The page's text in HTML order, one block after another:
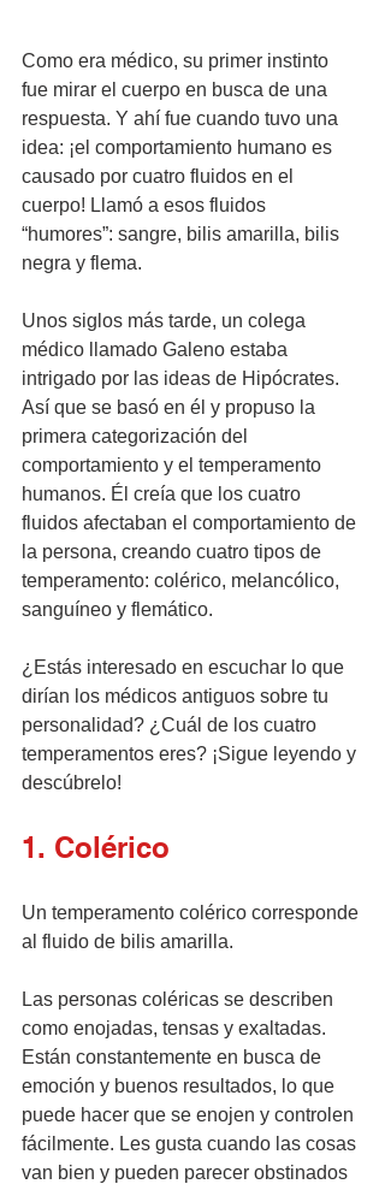
Como era médico, su primer instinto
fue mirar el cuerpo en busca de una
respuesta. Y ahí fue cuando tuvo una
idea: ¡el comportamiento humano es
causado por cuatro fluidos en el
cuerpo! Llamó a esos fluidos
“humores”: sangre, bilis amarilla, bilis
negra y flema.
Unos siglos más tarde, un colega
médico llamado Galeno estaba
intrigado por las ideas de Hipócrates.
Así que se basó en él y propuso la
primera categorización del
comportamiento y el temperamento
humanos. Él creía que los cuatro
fluidos afectaban el comportamiento de
la persona, creando cuatro tipos de
temperamento: colérico, melancólico,
sanguíneo y flemático.
¿Estás interesado en escuchar lo que
dirían los médicos antiguos sobre tu
personalidad? ¿Cuál de los cuatro
temperamentos eres? ¡Sigue leyendo y
descúbrelo!
1. Colérico
Un temperamento colérico corresponde
al fluido de bilis amarilla.
Las personas coléricas se describen
como enojadas, tensas y exaltadas.
Están constantemente en busca de
emoción y buenos resultados, lo que
puede hacer que se enojen y controlen
fácilmente. Les gusta cuando las cosas
van bien y pueden parecer obstinados